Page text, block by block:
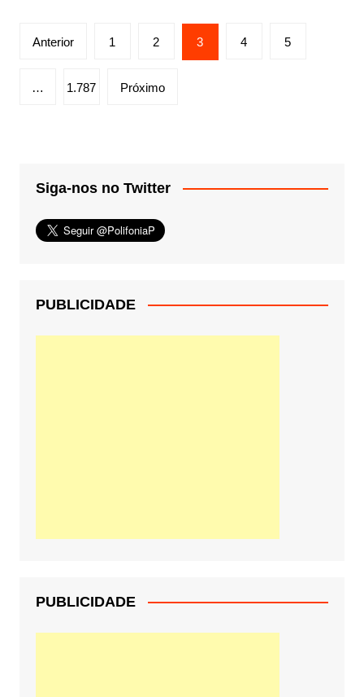
Paginação
posts
Anterior 1 2 3 4 5
… 1.787 Próximo
Siga-nos no Twitter
PUBLICIDADE
PUBLICIDADE